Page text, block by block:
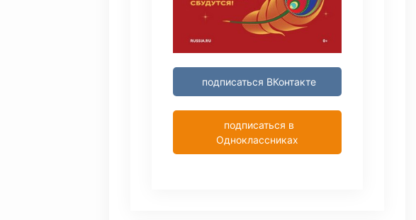
подписаться ВКонтакте
подписаться в
Одноклассниках